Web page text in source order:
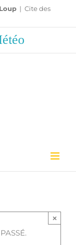
| Cite des
×